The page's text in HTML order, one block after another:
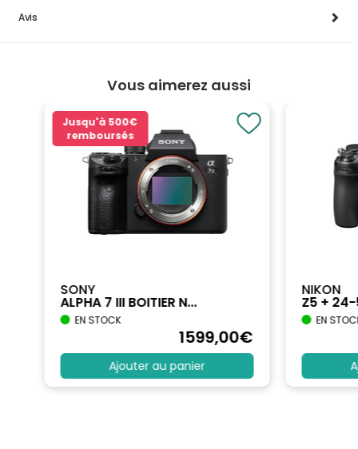
Avis
Vous aimerez aussi
Jusqu'à 500€
remboursés
SONY
ALPHA 7 III BOITIER N...
EN STOCK
1599,00€
Ajouter au panier
NIKON
Z5 +
EN